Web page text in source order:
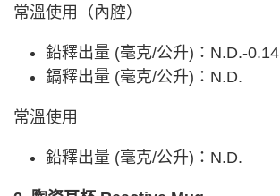
常溫使用（內腔）
鉛釋出量 (毫克/公升)：N.D.-0.14
鎘釋出量 (毫克/公升)：N.D.
常溫使用
鉛釋出量 (毫克/公升)：N.D.